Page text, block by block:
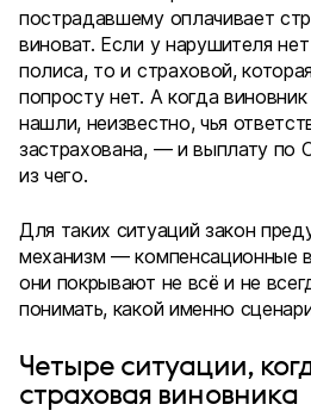
пострадавшему оплачивает
виноват. Если у нарушителя
полиса, то и страховой,
попросту нет. А когда
нашли, неизвестно, чья
застрахована, — и выплату по
из чего.
Для таких ситуаций закон
механизм — компенсационные
они покрывают не всё и не
понимать, какой именно
Четыре ситуации,
страховая виновника